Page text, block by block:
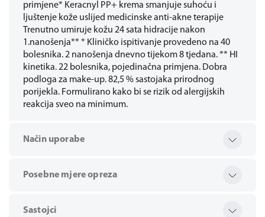
primjene* Keracnyl PP+ krema smanjuje suhoću i
ljuštenje kože uslijed medicinske anti-akne terapije
Trenutno umiruje kožu 24 sata hidracije nakon
1.nanošenja** * Kliničko ispitivanje provedeno na 40
bolesnika. 2 nanošenja dnevno tijekom 8 tjedana. ** HI
kinetika. 22 bolesnika, pojedinačna primjena. Dobra
podloga za make-up. 82,5 % sastojaka prirodnog
porijekla. Formulirano kako bi se rizik od alergijskih
reakcija sveo na minimum.
Način uporabe
Posebne mjere opreza
Sastojci